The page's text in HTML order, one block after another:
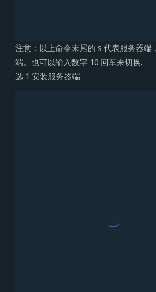
注意：以上命令末尾的 s 代表服务器端
端。也可以输入数字 10 回车来切换.
选 1 安装服务器端